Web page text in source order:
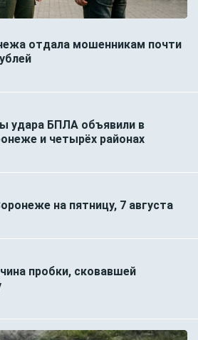
отдала мошенникам почти
удара БПЛА объявили в
и четырёх районах
на пятницу, 7 августа
пробки, сковавшей